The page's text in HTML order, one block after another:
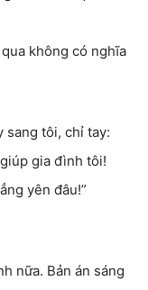
không có nghĩa
sang tôi, chỉ tay:
gia đình tôi!
yên đâu!”
nữa. Bản án sáng